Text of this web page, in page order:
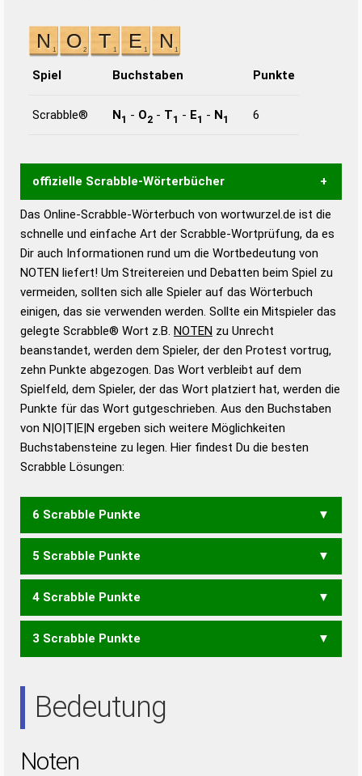
Spiel Buchstaben Punkte
Scrabble® N1 - O2 - T1 - E1 - N1 6
offizielle Scrabble-Wörterbücher
Wortwurzel liefert mit Hilfe eines semantischen
Wortanalyse-Algorithmus gute Anhaltspunkte zu
Wortbedeutung, Worttrennung und Wortform, um die
Gültigkeit eines Wortes für das Scrabble-Spiel zu
bestimmen!
zugelassene Turnier Scrabble-
Wörterbücher sind:
Duden – Standardwerk in 12 Bänden
Duden – Richtiges und gutes
Deutsch
Duden – Die deutsche Grammatik
Duden – Deutsches
Das Online-Scrabble-Wörterbuch von wortwurzel.de ist die
schnelle und einfache Art der Scrabble-Wortprüfung, da es
Dir auch Informationen rund um die Wortbedeutung von
NOTEN liefert! Um Streitereien und Debatten beim Spiel zu
vermeiden, sollten sich alle Spieler auf das Wörterbuch
einigen, das sie verwenden werden. Sollte ein Mitspieler das
gelegte Scrabble® Wort z.B. NOTEN zu Unrecht
beanstandet, werden dem Spieler, der den Protest vortrug,
zehn Punkte abgezogen. Das Wort verbleibt auf dem
Spielfeld, dem Spieler, der das Wort platziert hat, werden die
Punkte für das Wort gutgeschrieben. Aus den Buchstaben
von N|O|T|E|N ergeben sich weitere Möglichkeiten
Buchstabensteine zu legen. Hier findest Du die besten
Scrabble Lösungen:
6 Scrabble Punkte
TENNO TONEN TONNE
5 Scrabble Punkte
NEON NONE TONE
4 Scrabble Punkte
NON TON TENN
3 Scrabble Punkte
Bedeutung
Noten